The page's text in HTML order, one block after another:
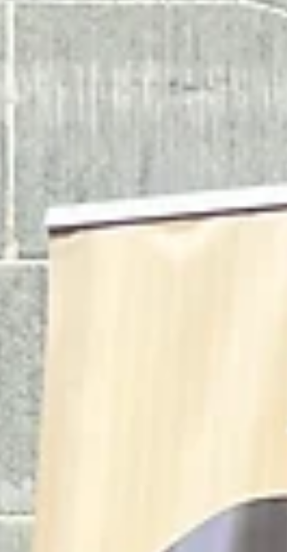
Felswand und Fernsicht, irgendwo zwischen
letzten Atemzug der Wanderung und dem
ganz besonderes Höhen-Tanzspektakel – und
dieses Mal mit einer Band, deren Name
passender nicht sein könnte: The Hep Hot n'
–